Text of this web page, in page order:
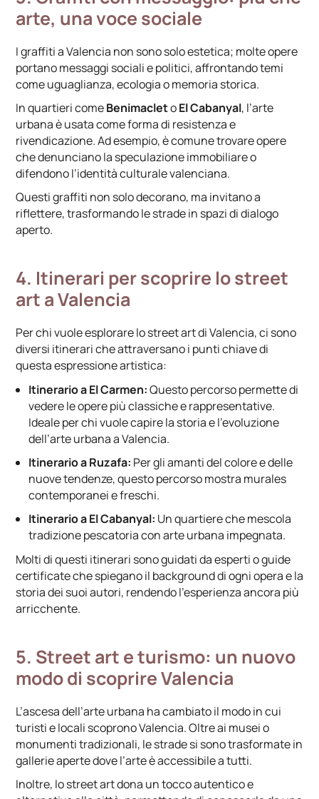
arte, una voce sociale
I graffiti a Valencia non sono solo estetica; molte opere
portano messaggi sociali e politici, affrontando temi
come uguaglianza, ecologia o memoria storica.
In quartieri comeBenimacletoEl Cabanyal, l’arte
urbana è usata come forma di resistenza e
rivendicazione. Ad esempio, è comune trovare opere
che denunciano la speculazione immobiliare o
difendono l’identità culturale valenciana.
Questi graffiti non solo decorano, ma invitano a
riflettere, trasformando le strade in spazi di dialogo
aperto.
4. Itinerari per scoprire lo street
art a Valencia
Per chi vuole esplorare lo street art di Valencia, ci sono
diversi itinerari che attraversano i punti chiave di
questa espressione artistica:
Itinerario a El Carmen:Questo percorso permette di
vedere le opere più classiche e rappresentative.
Ideale per chi vuole capire la storia e l’evoluzione
dell’arte urbana a Valencia.
Itinerario a Ruzafa: Per gli amanti del colore e delle
nuove tendenze, questo percorso mostra murales
contemporanei e freschi.
Itinerario a El Cabanyal: Un quartiere che mescola
tradizione pescatoria con arte urbana impegnata.
Molti di questi itinerari sono guidati da esperti o guide
certificate che spiegano il background di ogni opera e la
storia dei suoi autori, rendendo l’esperienza ancora più
arricchente.
5. Street art e turismo: un nuovo
modo di scoprire Valencia
L’ascesa dell’arte urbana ha cambiato il modo in cui
turisti e locali scoprono Valencia. Oltre ai musei o
monumenti tradizionali, le strade si sono trasformate in
gallerie aperte dove l’arte è accessibile a tutti.
Inoltre, lo street art dona un tocco autentico e